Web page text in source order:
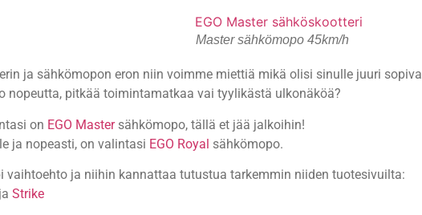
Master sähkömopo 45km/h
ja sähkömopon eron niin voimme miettiä mikä olisi sinulle juuri sopiva
nopeutta, pitkää toimintamatkaa vai tyylikästä ulkonäköä?
on EGO Mastersähkömopo, tällä et jää jalkoihin!
ja nopeasti, on valintasi EGO Royal sähkömopo.
vaihtoehto ja niihin kannattaa tutustua tarkemmin niiden tuotesivuilta:
Strike